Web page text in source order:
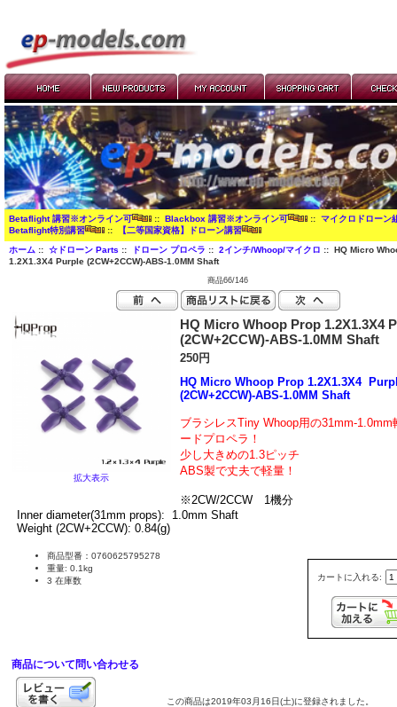
Betaflight 講習※オンライン可 :: Blackbox 講習※オンライン可 :: マイクロドローン
Betaflight特別講習
:: 【二等国家資格】ドローン講習
ホーム:: ☆ドローン Parts :: ドローン プロペラ :: 2インチ/Whoop/マイクロ :: HQ Micro
1.2X1.3X4 Purple (2CW+2CCW)-ABS-1.0MM Shaft
商品66/146
拡大表示
HQ Micro Whoop Prop 1.2X1.3X4
(2CW+2CCW)-ABS-1.0MM Shaft
250円
HQ Micro Whoop Prop 1.2X1.3X4
(2CW+2CCW)-ABS-1.0MM Shaft
ブラシレスTiny Whoop用の31mm-1.0mm
ードプロペラ！
少し大きめの1.3ピッチ
ABS製で丈夫で軽量！
※2CW/2CCW 1機分
Inner diameter(31mm props): 1.0mm Shaft
Weight (2CW+2CCW): 0.84(g)
カートに入れる:
商品型番：0760625795278
重量: 0.1kg
3 在庫数
商品について問い合わせる
この商品は2019年03月16日(土)に登録されました。